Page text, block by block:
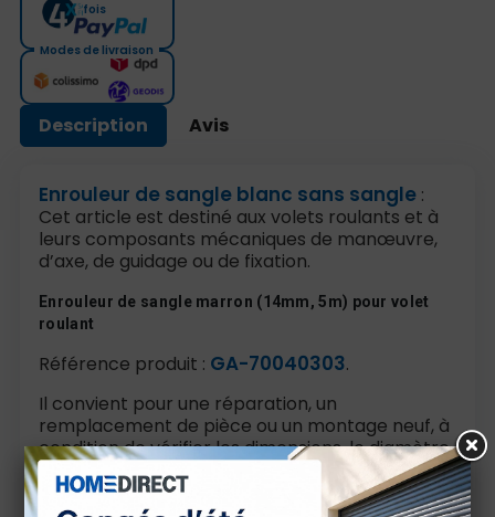
fois
Modes de livraison
Description Avis
Enrouleur de sangle blanc sans sangle :
Cet article est destiné aux volets roulants et à
leurs composants mécaniques de manœuvre,
d’axe, de guidage ou de fixation.
Enrouleur de sangle marron (14mm, 5m) pour volet
roulant
Référence produit : GA-70040303.
Il convient pour une réparation, un
remplacement de pièce ou un montage neuf, à
condition de vérifier les dimensions, le diamètre,
le type de tube et la compatibilité avec
l’installation existante.